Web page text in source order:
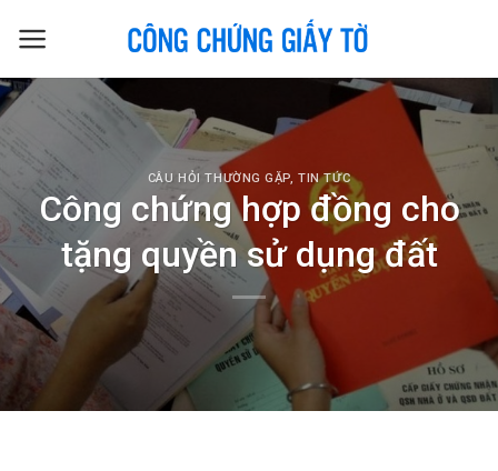
CÂU HỎI THƯỜNG GẶP,TIN TỨC
Công chứng hợp đồng cho
tặng quyền sử dụng đất